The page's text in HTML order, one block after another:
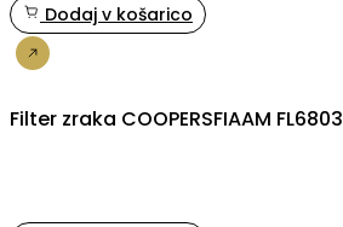
Dodaj v košarico
Filter zraka COOPERSFIAAM FL6803